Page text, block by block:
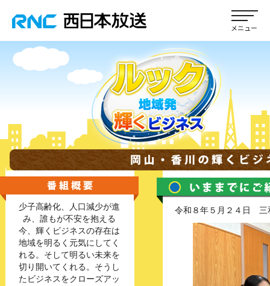
令和８年５月２４日 三
少子高齢化、人口減少が進
み、誰もが不安を抱える
今、輝くビジネスの存在は
地域を明るく元気にしてく
れる。そして明るい未来を
切り開いてくれる。そうし
たビジネスをクローズアッ